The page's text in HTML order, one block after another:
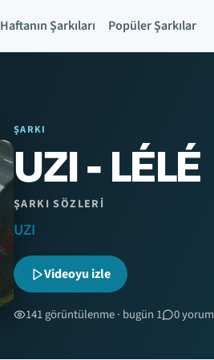
Haftanın Şarkıları Popüler Şarkılar
ŞARKI
UZI - LÉLÉ
ŞARKI SÖZLERI
UZI
Videoyu izle
141 görüntülenme · bugün 1 0 yorum